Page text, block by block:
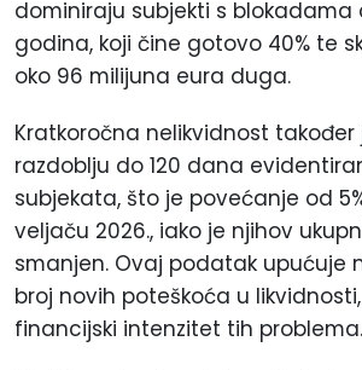
dominiraju subjekti s blokadama
godina, koji čine gotovo 40% te
oko 96 milijuna eura duga.
Kratkoročna nelikvidnost također
razdoblju do 120 dana
subjekata, što je povećanje od
veljaču 2026., iako je njihov
smanjen. Ovaj podatak upućuje
broj novih poteškoća u
financijski intenzitet tih problema.